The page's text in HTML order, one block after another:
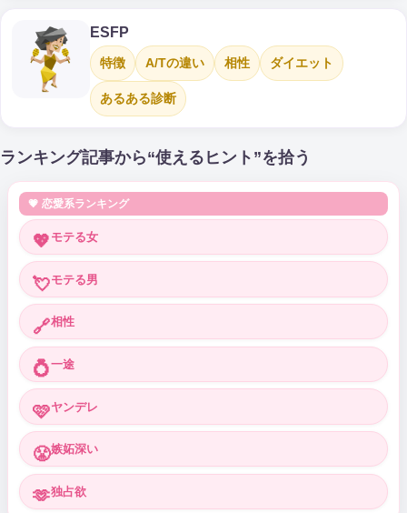
ESFP
特徴 A/Tの違い 相性 ダイエット
あるある診断
ランキング記事から“使えるヒント”を拾う
💗 恋愛系ランキング
💖 モテる女
💘モテる男
🔗相性
💍一途
🩷ヤンデレ
😤嫉妬深い
🫶独占欲